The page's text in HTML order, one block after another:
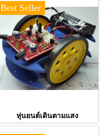
Best Seller
หุ่นยนต์เดินตามแสง